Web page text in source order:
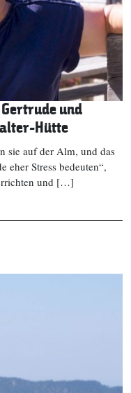
und
Hütte
sie auf der Alm, und das
eher Stress bedeuten“,
und […]